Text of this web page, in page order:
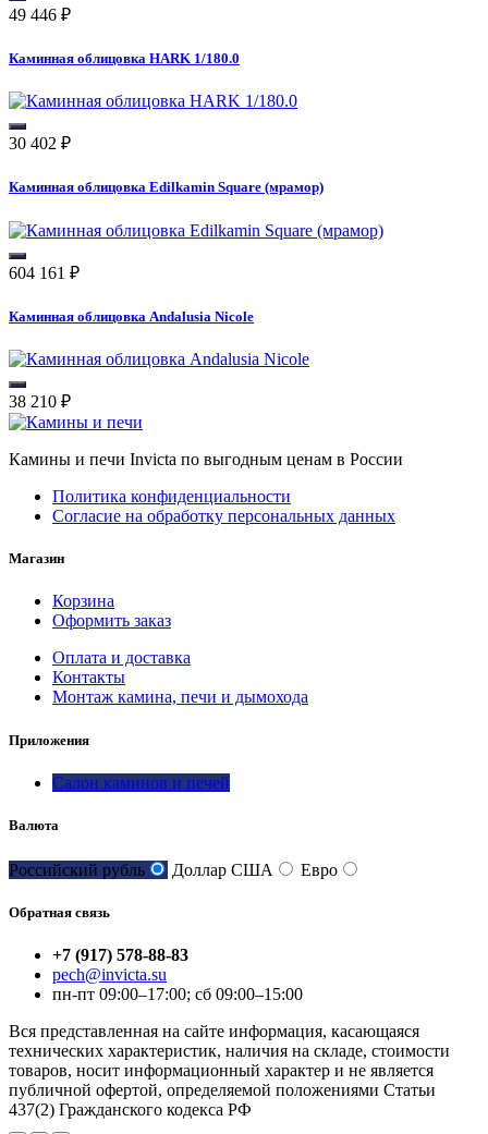
49 446 ₽
Каминная облицовка HARK 1/180.0
30 402 ₽
Каминная облицовка Edilkamin Square (мрамор)
604 161 ₽
Каминная облицовка Andalusia Nicole
38 210 ₽
Камины и печи Invicta по выгодным ценам в России
Политика конфиденциальности
Согласие на обработку персональных данных
Магазин
Корзина
Оформить заказ
Оплата и доставка
Контакты
Монтаж камина, печи и дымохода
Приложения
Салон каминов и печей
Валюта
Российский рубль Доллар США Евро
Обратная связь
+7 (917) 578-88-83
pech@invicta.su
пн-пт 09:00–17:00; сб 09:00–15:00
Вся представленная на сайте информация, касающаяся
технических характеристик, наличия на складе, стоимости
товаров, носит информационный характер и не является
публичной офертой, определяемой положениями Статьи
437(2) Гражданского кодекса РФ